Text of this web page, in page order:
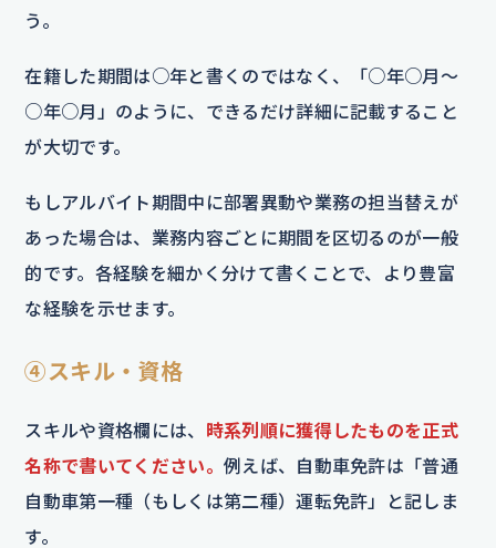
う。
在籍した期間は○年と書くのではなく、「○年○月〜
○年○月」のように、できるだけ詳細に記載すること
が大切です。
もしアルバイト期間中に部署異動や業務の担当替えが
あった場合は、業務内容ごとに期間を区切るのが一般
的です。各経験を細かく分けて書くことで、より豊富
な経験を示せます。
④スキル・資格
スキルや資格欄には、 時系列順に獲得したものを正式
名称で書いてください。 例えば、自動車免許は「普通
自動車第一種（もしくは第二種）運転免許」と記しま
す。